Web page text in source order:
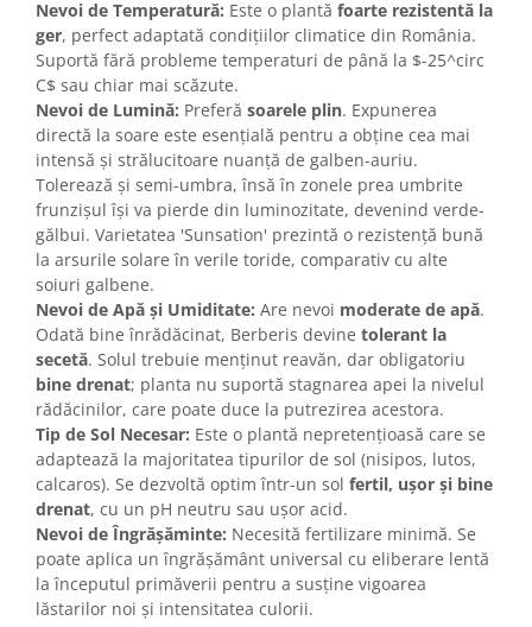
Nevoi de Temperatură: Este o plantă foarte rezistentă la
ger, perfect adaptată condițiilor climatice din România.
Suportă fără probleme temperaturi de până la $-25^circ
C$ sau chiar mai scăzute.
Nevoi de Lumină: Preferă soarele plin. Expunerea
directă la soare este esențială pentru a obține cea mai
intensă și strălucitoare nuanță de galben-auriu.
Tolerează și semi-umbra, însă în zonele prea umbrite
frunzișul își va pierde din luminozitate, devenind verde-
gălbui. Varietatea 'Sunsation' prezintă o rezistență bună
la arsurile solare în verile toride, comparativ cu alte
soiuri galbene.
Nevoi de Apă și Umiditate: Are nevoi moderate de apă.
Odată bine înrădăcinat, Berberis devine tolerant la
secetă. Solul trebuie menținut reavăn, dar obligatoriu
bine drenat; planta nu suportă stagnarea apei la nivelul
rădăcinilor, care poate duce la putrezirea acestora.
Tip de Sol Necesar: Este o plantă nepretențioasă care se
adaptează la majoritatea tipurilor de sol (nisipos, lutos,
calcaros). Se dezvoltă optim într-un sol fertil, ușor și bine
drenat, cu un pH neutru sau ușor acid.
Nevoi de Îngrășăminte: Necesită fertilizare minimă. Se
poate aplica un îngrășământ universal cu eliberare lentă
la începutul primăverii pentru a susține vigoarea
lăstarilor noi și intensitatea culorii.